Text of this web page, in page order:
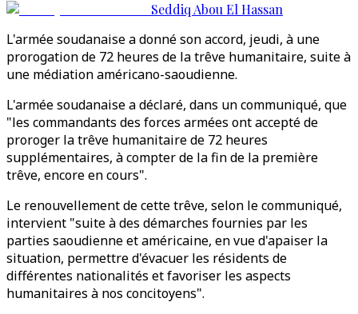
Seddiq Abou El Hassan
L'armée soudanaise a donné son accord, jeudi, à une
prorogation de 72 heures de la trêve humanitaire, suite à
une médiation américano-saoudienne.
L'armée soudanaise a déclaré, dans un communiqué, que
"les commandants des forces armées ont accepté de
proroger la trêve humanitaire de 72 heures
supplémentaires, à compter de la fin de la première
trêve, encore en cours".
Le renouvellement de cette trêve, selon le communiqué,
intervient "suite à des démarches fournies par les
parties saoudienne et américaine, en vue d'apaiser la
situation, permettre d'évacuer les résidents de
différentes nationalités et favoriser les aspects
humanitaires à nos concitoyens".